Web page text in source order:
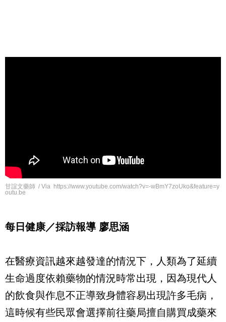
甘誼文藥師 / Via https://www.youtube.com/watch?v=-wBmY7zoUko&feature=y
outu.be
每日健康／採訪報導 廖思涵
在醫療資訊越來越發達的情況下，人類為了延續
生命過度依賴藥物的情況時常出現，因為現代人
的飲食與作息不正導致身體容易出現許多毛病，
這時候有些民眾會選擇前往藥局擅自購買成藥來